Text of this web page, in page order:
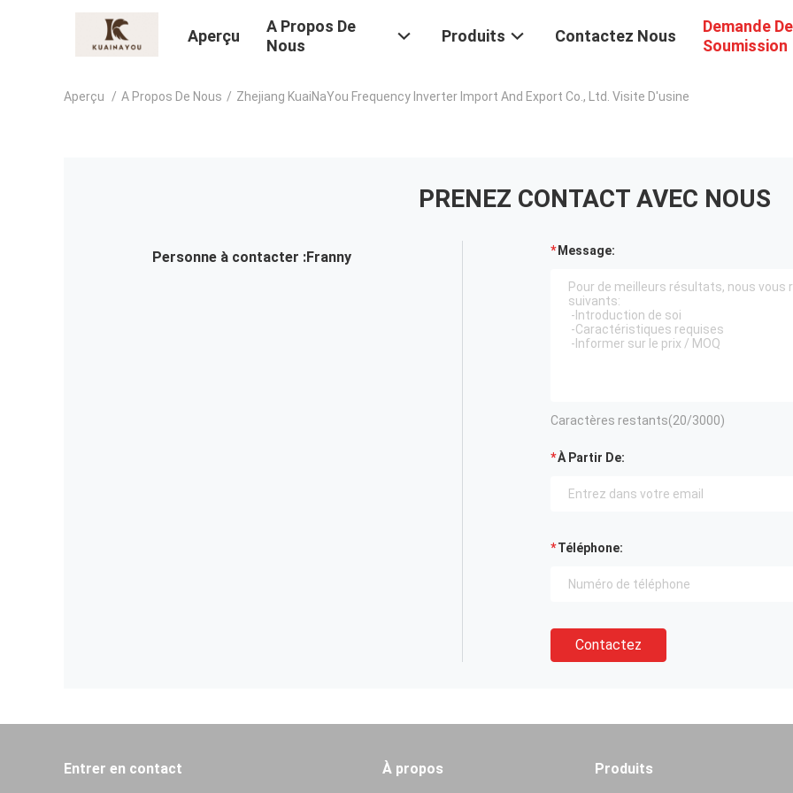
Aperçu
A Propos De
Nous
Produits Contactez Nous
Demande De
Soumission
Aperçu / A Propos De Nous / Zhejiang KuaiNaYou Frequency Inverter Import And Export Co., Ltd. Visite D'usine
PRENEZ CONTACT AVEC NOUS
Personne à contacter :Franny Message:
Caractères restants(20/3000)
À Partir De:
Téléphone:
Contactez
Entrer en contact À propos Produits